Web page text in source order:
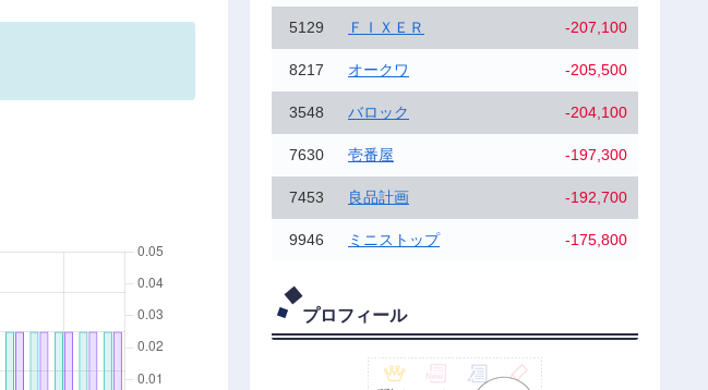
5129 ＦＩＸＥＲ -207,100
8217 オークワ -205,500
3548 バロック -204,100
7630 壱番屋 -197,300
7453 良品計画 -192,700
9946 ミニストップ -175,800
プロフィール